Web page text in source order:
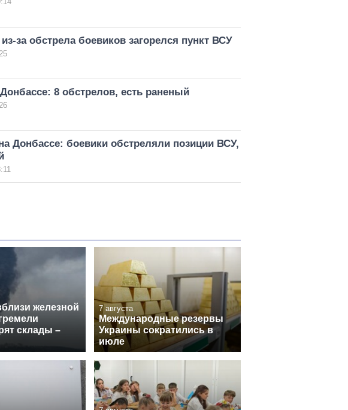
за обстрела боевиков загорелся пункт ВСУ
8 обстрелов, есть раненый
Донбассе: боевики обстреляли позиции ВСУ,
железной
склады –
7 августа
Международные резервы
Украины сократились в
июле